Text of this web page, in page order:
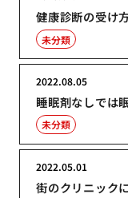
健康診断の受け
未分類
睡眠剤なしでは
2022.08.05
未分類
街のクリニック
2022.05.01